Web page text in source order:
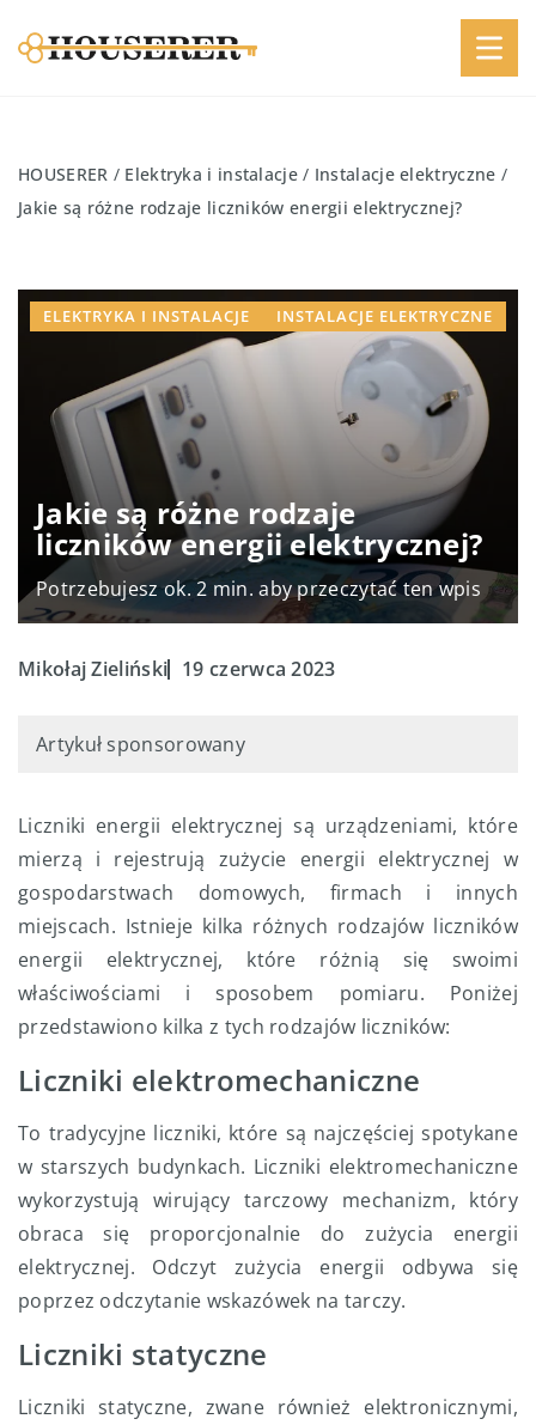
HOUSERER / Elektryka i instalacje/ Instalacje elektryczne /
Jakie są różne rodzaje liczników energii elektrycznej?
Jakie są różne rodzaje
liczników energii elektrycznej?
Potrzebujesz ok. 2 min. aby przeczytać ten wpis
ELEKTRYKA I INSTALACJE INSTALACJE ELEKTRYCZNE
Mikołaj Zieliński 19 czerwca 2023
Artykuł sponsorowany
Liczniki energii elektrycznej są urządzeniami, które
mierzą i rejestrują zużycie energii elektrycznej w
gospodarstwach domowych, firmach i innych
miejscach. Istnieje kilka różnych rodzajów liczników
energii elektrycznej, które różnią się swoimi
właściwościami i sposobem pomiaru. Poniżej
przedstawiono kilka z tych rodzajów liczników:
Liczniki elektromechaniczne
To tradycyjne liczniki, które są najczęściej spotykane
w starszych budynkach. Liczniki elektromechaniczne
wykorzystują wirujący tarczowy mechanizm, który
obraca się proporcjonalnie do zużycia energii
elektrycznej. Odczyt zużycia energii odbywa się
poprzez odczytanie wskazówek na tarczy.
Liczniki statyczne
Liczniki statyczne, zwane również elektronicznymi,